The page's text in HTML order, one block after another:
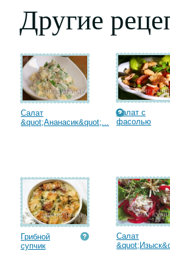
Другие
Салат
&quot;Ананасик&quot;...
Салат с
фасолью
Грибной
супчик
Салат